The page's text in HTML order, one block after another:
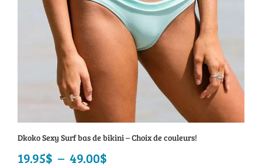
Dkoko Sexy Surf bas de bikini – Choix de couleurs!
19.95$ – 49.00$